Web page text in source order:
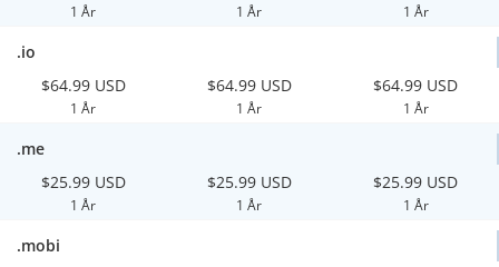
1 År 1 År 1 År
.io
$64.99 USD
1 År
$64.99 USD
1 År
$64.99 USD
1 År
.me
$25.99 USD
1 År
$25.99 USD
1 År
$25.99 USD
1 År
.mobi